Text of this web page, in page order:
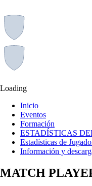
Loading
Inicio
Eventos
Formación
ESTADÍSTICAS
Estadísticas de
Información y
MATCH